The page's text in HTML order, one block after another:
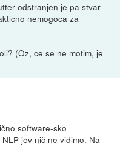
odstranjen je pa stvar
nemogoca za
(Oz, ce se ne motim, je
software-sko
jev nič ne vidimo. Na